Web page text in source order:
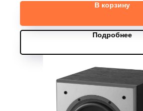
В корзину
Подробнее